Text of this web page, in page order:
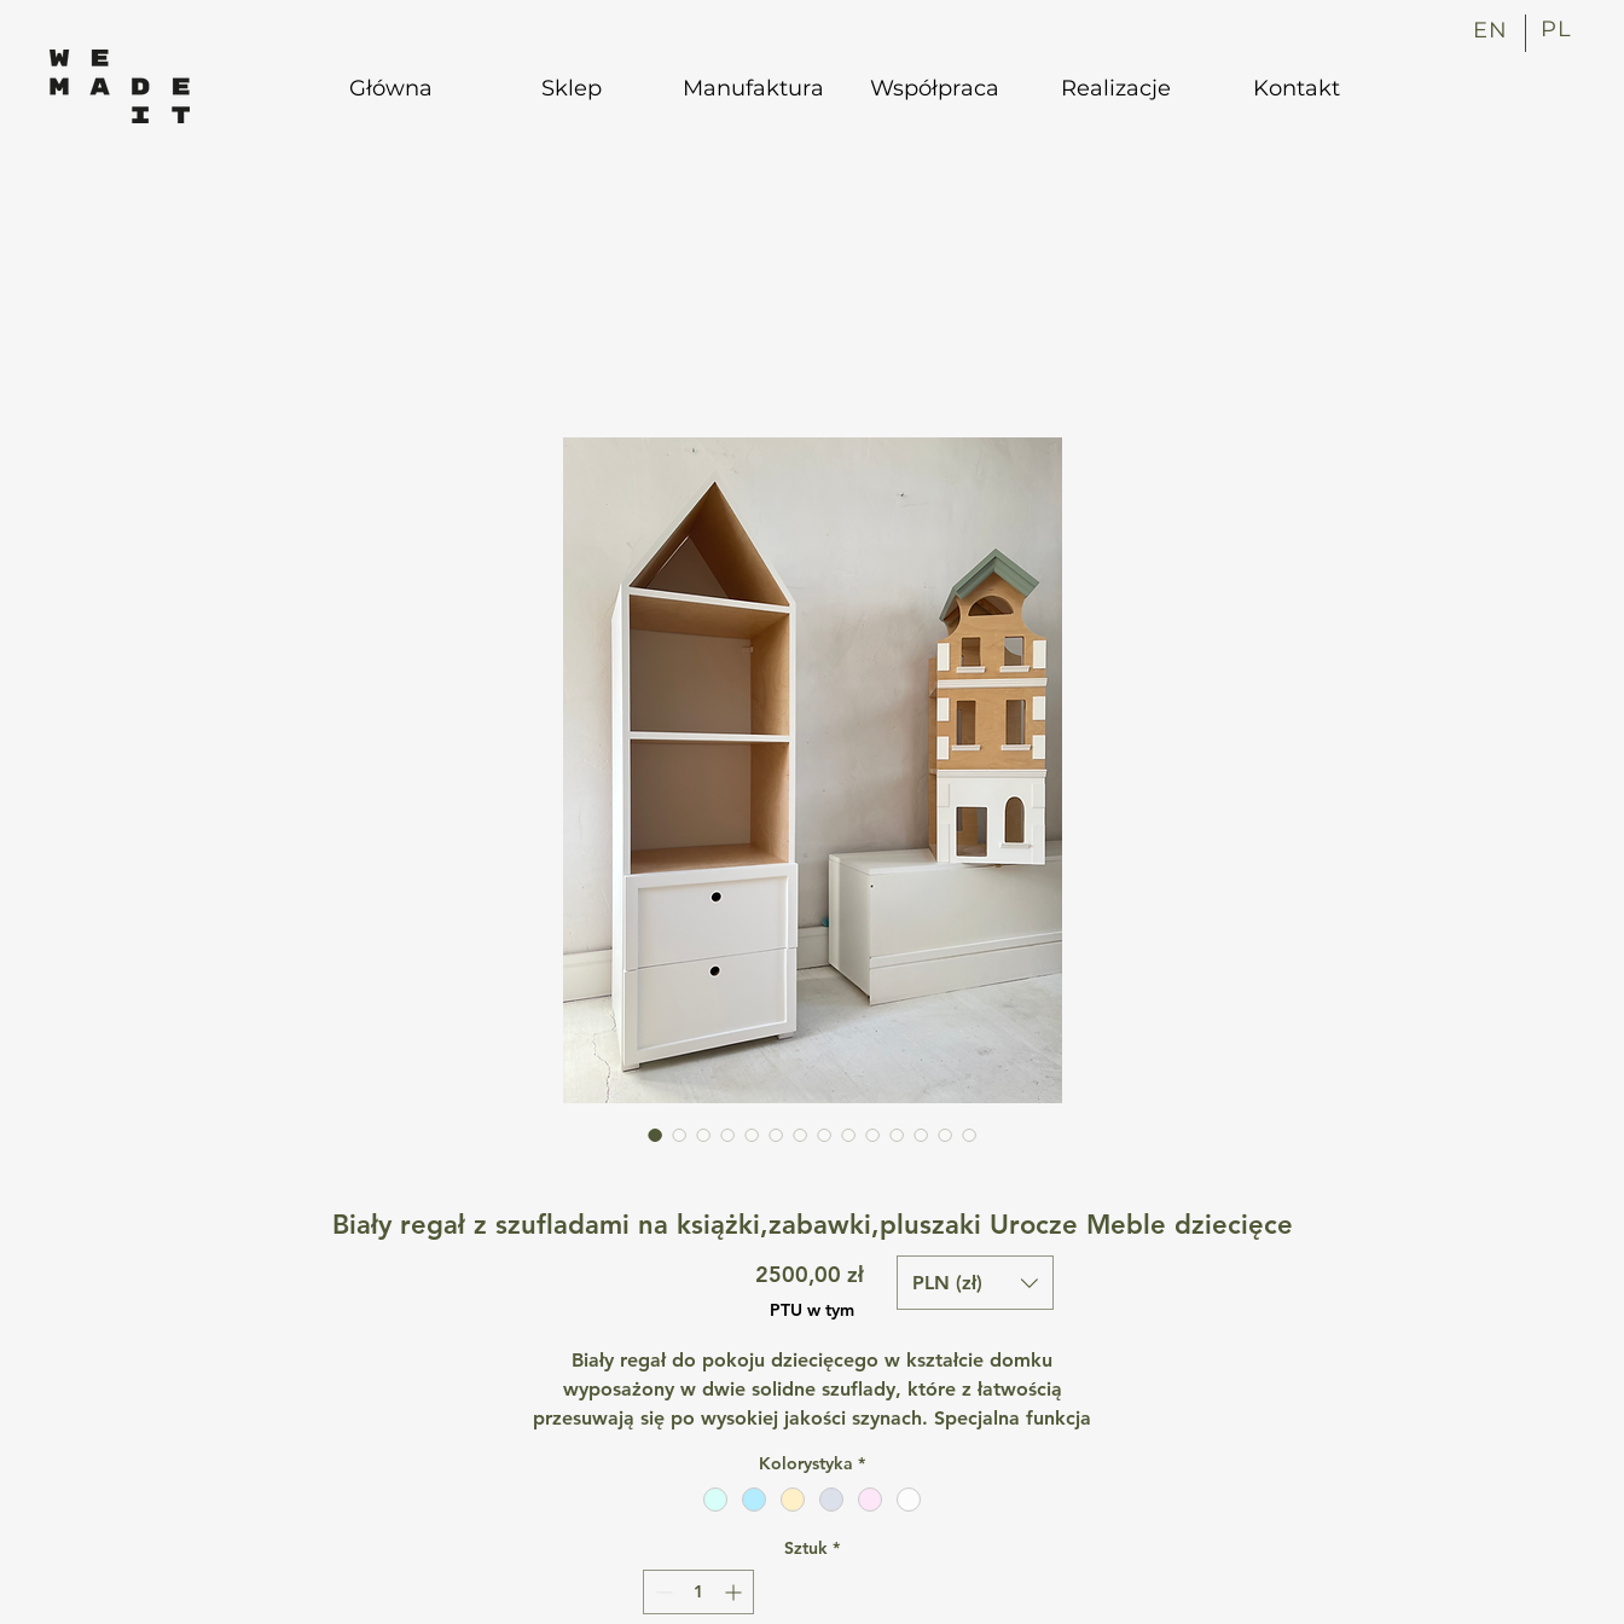
Główna Sklep Manufaktura Współpraca Realizacje Kontakt
EN PL
Biały regał z szufladami na książki,zabawki,pluszaki Urocze Meble dziecięce
2500,00 złCena
PTU w tym
Biały regał do pokoju dziecięcego w kształcie domku
wyposażony w dwie solidne szuflady, które z łatwością
przesuwają się po wysokiej jakości szynach. Specjalna funkcja
czemu żadna z nich nie przytrzaśnie palców, co gwarantuje
bezpieczeństwo użytkowania.
odpornością na uszkodzenia.
Kolorystyka *
Sztuk *
PLN (zł)